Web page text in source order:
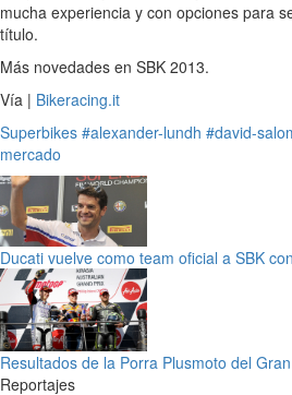
mucha experiencia y con opciones para
título.
Más novedades en SBK 2013.
Vía | Bikeracing.it
Superbikes #alexander-lundh #david-
mercado
Ducati vuelve como team oficial a SBK
Resultados de la Porra Plusmoto del
Reportajes